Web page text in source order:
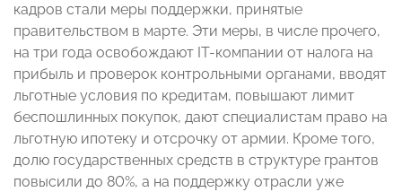
кадров стали меры поддержки, принятые
правительством в марте. Эти меры, в числе прочего,
на три года освобождают IT-компании от налога на
прибыль и проверок контрольными органами, вводят
льготные условия по кредитам, повышают лимит
беспошлинных покупок, дают специалистам право на
льготную ипотеку и отсрочку от армии. Кроме того,
долю государственных средств в структуре грантов
повысили до 80%, а на поддержку отрасли уже